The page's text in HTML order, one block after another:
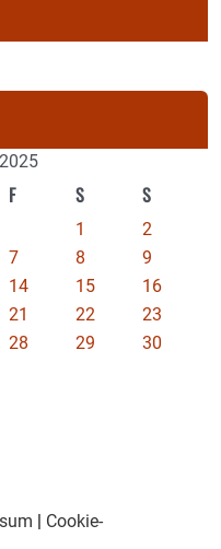
F S S
1
2
7 8
9
14 15
16
21 22
23
28 29
30
| Cookie-